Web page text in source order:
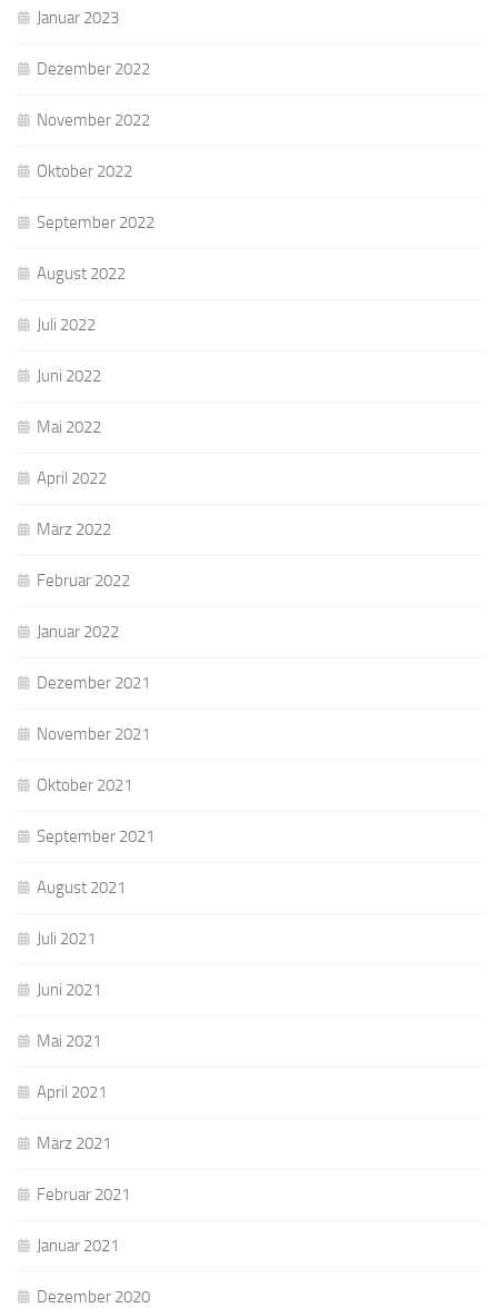
Januar 2023
Dezember 2022
November 2022
Oktober 2022
September 2022
August 2022
Juli 2022
Juni 2022
Mai 2022
April 2022
März 2022
Februar 2022
Januar 2022
Dezember 2021
November 2021
Oktober 2021
September 2021
August 2021
Juli 2021
Juni 2021
Mai 2021
April 2021
März 2021
Februar 2021
Januar 2021
Dezember 2020